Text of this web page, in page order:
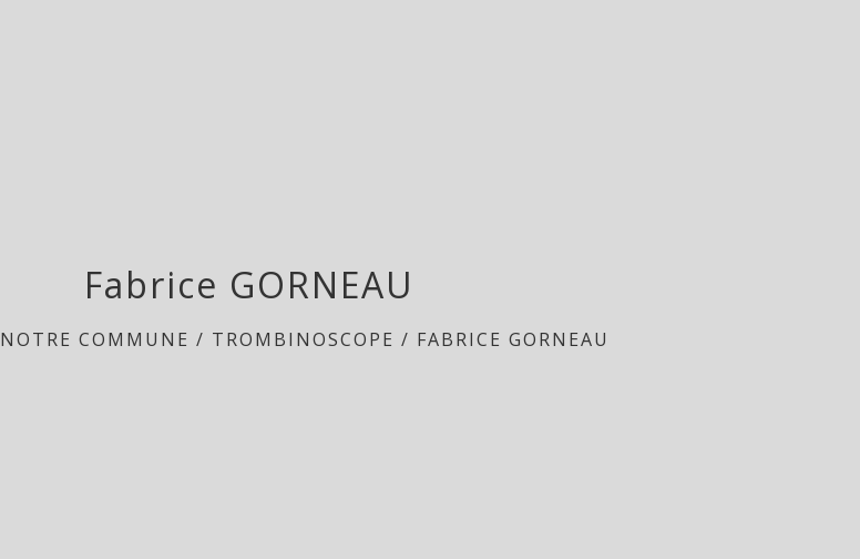
Fabrice GORNEAU
NOTRE COMMUNE / TROMBINOSCOPE / FABRICE GORNEAU